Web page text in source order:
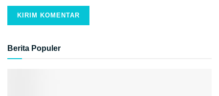
Berita Populer